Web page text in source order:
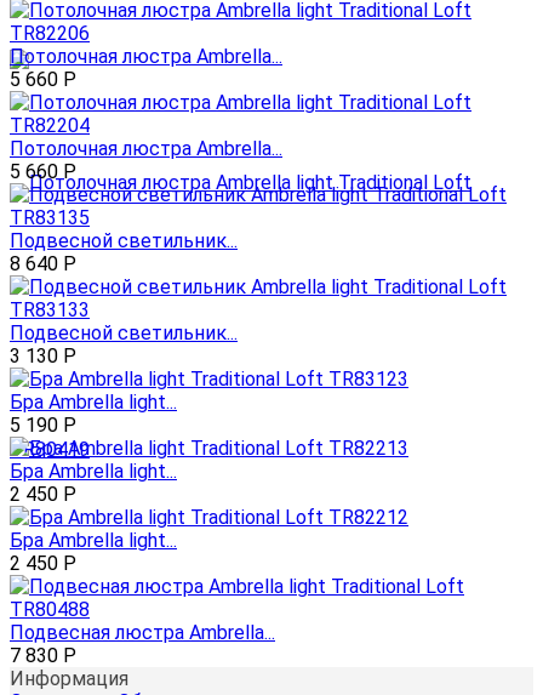
Потолочная люстра Ambrella...
5 660 Р
Потолочная люстра Ambrella...
5 660 Р
Подвесной светильник...
8 640 Р
Подвесной светильник...
3 130 Р
Бра Ambrella light...
5 190 Р
Бра Ambrella light...
2 450 Р
Бра Ambrella light...
2 450 Р
Подвесная люстра Ambrella...
7 830 Р
Информация